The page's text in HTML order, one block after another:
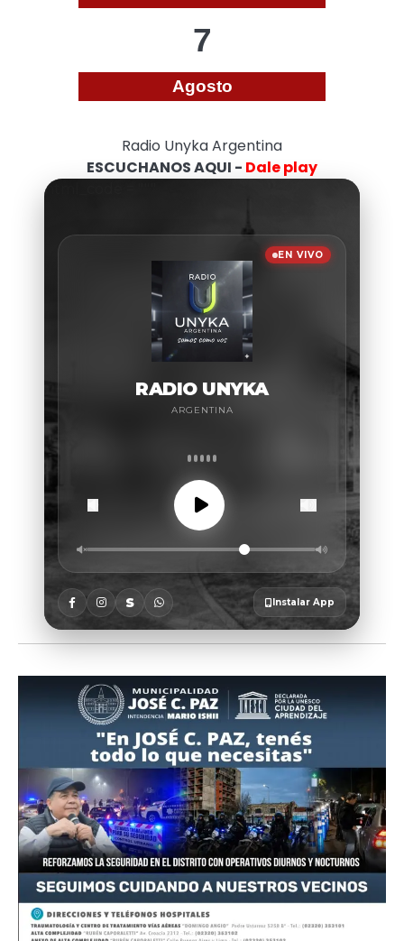
7
Agosto
Radio Unyka Argentina
ESCUCHANOS AQUI - Dale play